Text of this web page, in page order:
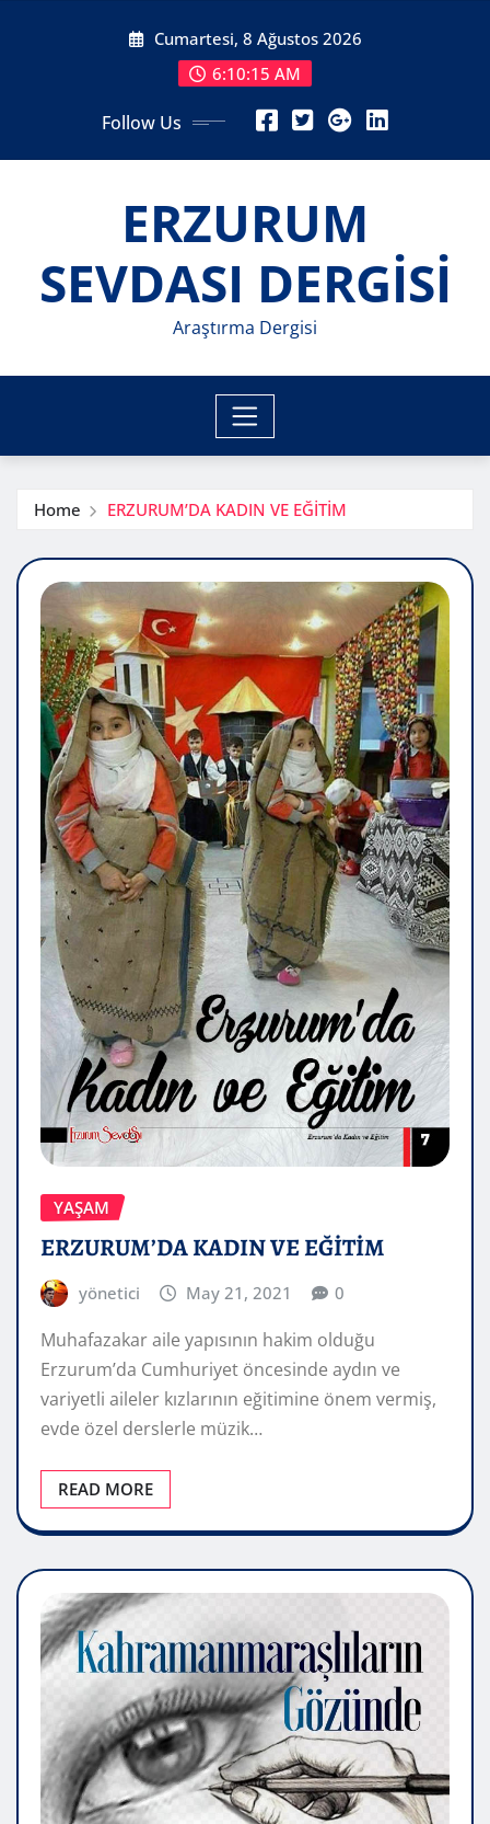
Cumartesi, 8 Ağustos 2026
6:10:17 AM
Follow Us
ERZURUM
SEVDASI DERGİSİ
Araştırma Dergisi
Home ERZURUM’DA KADIN VE EĞİTİM
YAŞAM
ERZURUM’DA KADIN VE EĞİTİM
yönetici May 21, 2021 0
Muhafazakar aile yapısının hakim olduğu
Erzurum’da Cumhuriyet öncesinde aydın ve
variyetli aileler kızlarının eğitimine önem vermiş,
evde özel derslerle müzik…
READ MORE